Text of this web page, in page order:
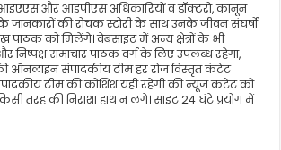
और आइपीएस अधिकारियों व डॉक्टरो, कानून
जानकारों की रोचक स्टोरी के साथ उनके जीवन संघर्षो
पाठक को मिलेंगे। वेबसाइट में अन्य क्षेत्रों के भी
निष्पक्ष समाचार पाठक वर्ग के लिए उपलब्ध रहेगा,
ऑनलाइन संपादकीय टीम हर रोज विस्तृत कंटेट
टीम की कोशिश यही रहेगी की न्यूज कंटेट को
तरह की निराशा हाथ न लगे। साइट 24 घंटे प्रयोग में